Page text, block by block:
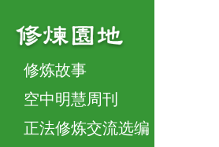
修炼故事
空中明慧周刊
正法修炼交流选编